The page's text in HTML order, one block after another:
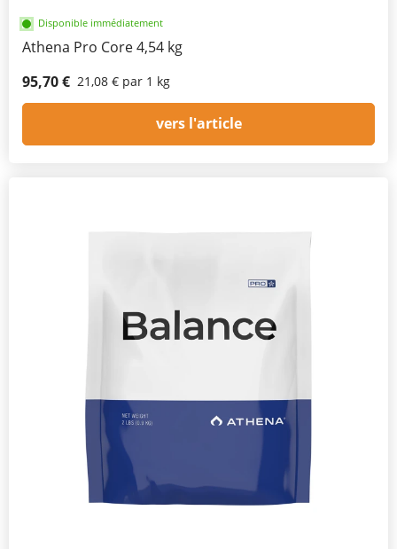
Disponible immédiatement
Athena Pro Core 4,54 kg
95,70 € 21,08 € par 1 kg
vers l'article